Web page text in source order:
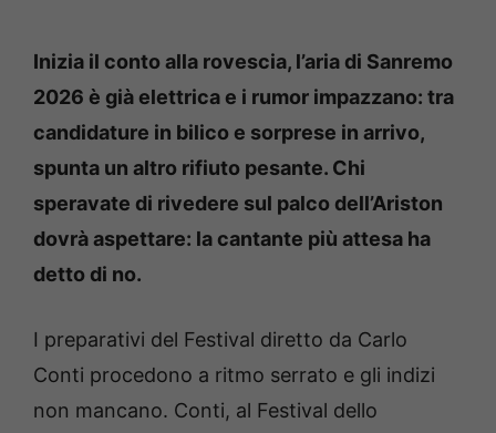
Inizia il conto alla rovescia, l’aria di Sanremo
2026 è già elettrica e i rumor impazzano: tra
candidature in bilico e sorprese in arrivo,
spunta un altro rifiuto pesante. Chi
speravate di rivedere sul palco dell’Ariston
dovrà aspettare: la cantante più attesa ha
detto di no.
I preparativi del Festival diretto da Carlo
Conti procedono a ritmo serrato e gli indizi
non mancano. Conti, al Festival dello